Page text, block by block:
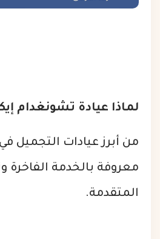
لماذا عيادة تشونغدام
من أبرز عيادات التجميل
معروفة بالخدمة الفاخرة
المتقدمة.